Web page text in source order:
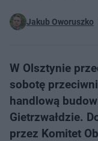
Jakub Oworuszko
W Olsztynie
sobotę
handlową
Gietrzwałdzie.
przez Komitet